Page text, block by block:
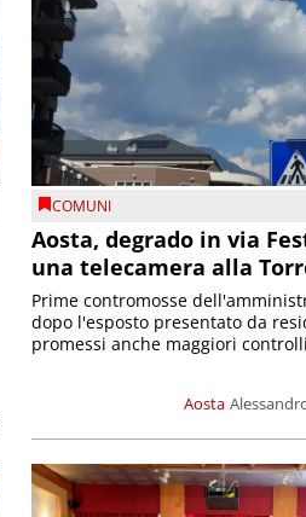
COMUNI
Aosta, degrado in via
una telecamera alla
Aosta
Prime contromosse
dopo l'esposto presentato da
promessi anche maggiori